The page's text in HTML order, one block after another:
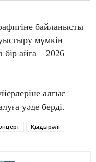
байланысты
мүмкін
айға – 2026
алғыс
уәде берді.
Қыдырәлі